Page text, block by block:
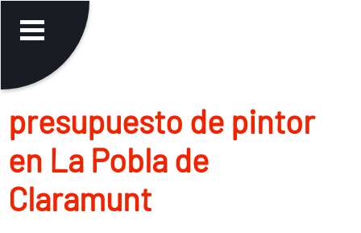
presupuesto de pintor
en La Pobla de
Claramunt